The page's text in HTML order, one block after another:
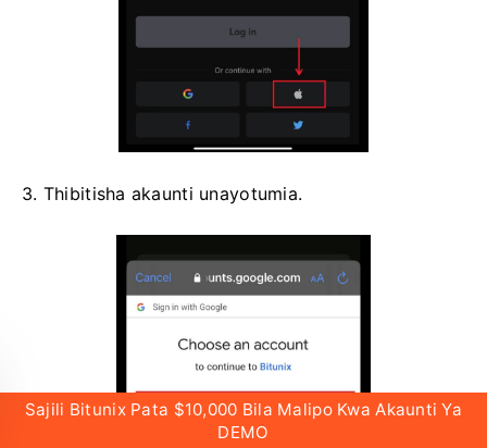
3. Thibitisha akaunti unayotumia.
Sajili Bitunix Pata $10,000 Bila Malipo Kwa Akaunti Ya
DEMO